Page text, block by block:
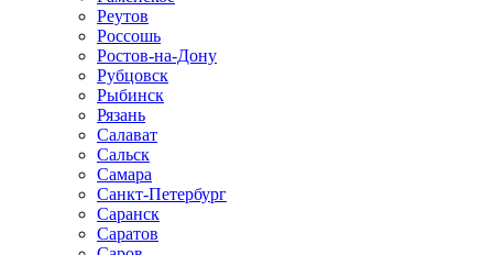
Реутов
Россошь
Ростов-на-Дону
Рубцовск
Рыбинск
Рязань
Салават
Сальск
Самара
Санкт-Петербург
Саранск
Саратов